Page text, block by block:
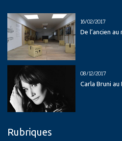
16/02/2017
De l’ancien
08/12/2017
Carla Bruni au
Rubriques